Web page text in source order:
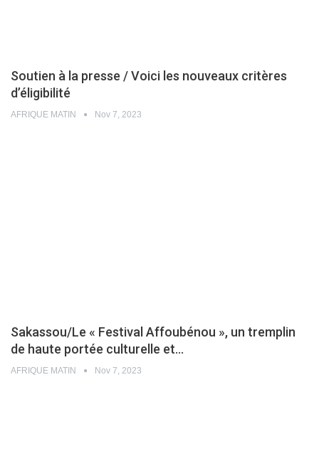
Soutien à la presse / Voici les nouveaux critères
d’éligibilité
AFRIQUE MATIN Nov 7, 2023
Sakassou/Le « Festival Affoubénou », un tremplin
de haute portée culturelle et…
AFRIQUE MATIN Nov 7, 2023